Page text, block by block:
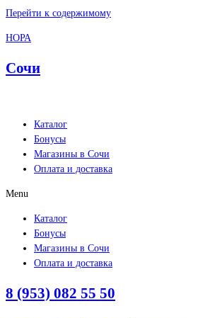
Перейти к содержимому
НОРА
Сочи
Каталог
Бонусы
Магазины в Сочи
Оплата и доставка
Menu
Каталог
Бонусы
Магазины в Сочи
Оплата и доставка
8 (953) 082 55 50